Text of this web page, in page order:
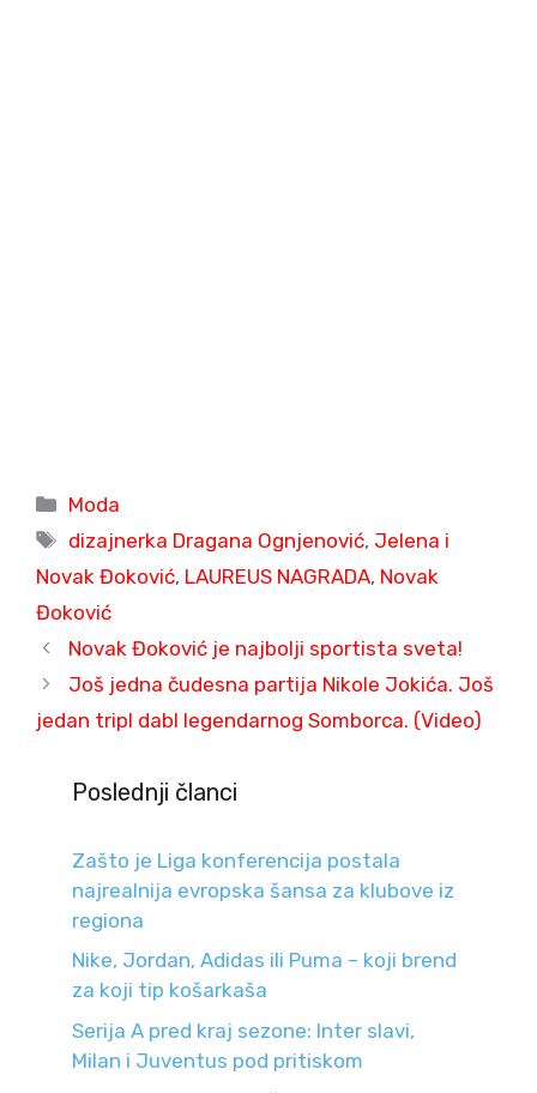
Categories
Moda
Tags
dizajnerka Dragana Ognjenović, Jelena i
Novak Đoković, LAUREUS NAGRADA, Novak
Đoković
Novak Đoković je najbolji sportista sveta!
Još jedna čudesna partija Nikole Jokića. Još
jedan tripl dabl legendarnog Somborca. (Video)
Poslednji članci
Zašto je Liga konferencija postala
najrealnija evropska šansa za klubove iz
regiona
Nike, Jordan, Adidas ili Puma – koji brend
za koji tip košarkaša
Serija A pred kraj sezone: Inter slavi,
Milan i Juventus pod pritiskom